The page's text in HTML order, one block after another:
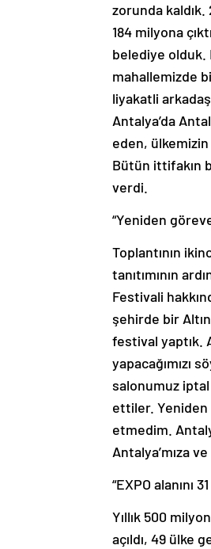
zorunda kaldık.
184 milyona
belediye olduk.
mahallemizde
liyakatli
Antalya’da
eden,
Bütün ittifakın
verdi.
“Yeniden
Toplantının
tanıtımının
Festivali
şehirde bir
festival yaptık.
yapacağımızı
salonumuz iptal
ettiler. Yeniden
etmedim.
Antalya’mıza
“EXPO
Yıllık 500
açıldı, 49 ülke